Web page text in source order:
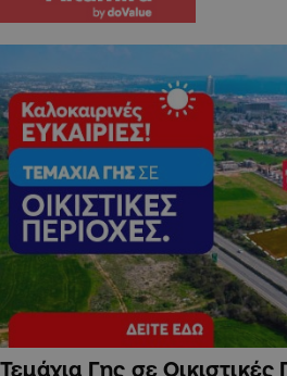
Τεμάχια Γης σε Οικιστικές